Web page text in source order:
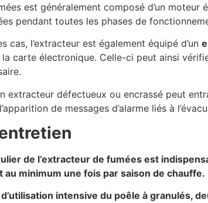
est généralement composé d’un
pendant toutes les phases de
cas, l’extracteur est également équipé d’un
carte électronique. Celle-ci peut ainsi
extracteur défectueux ou encrassé peut
de messages d’alarme liés à
de l’extracteur de fumées est
minimum une fois par saison de chauffe.
intensive du poêle à granulés,